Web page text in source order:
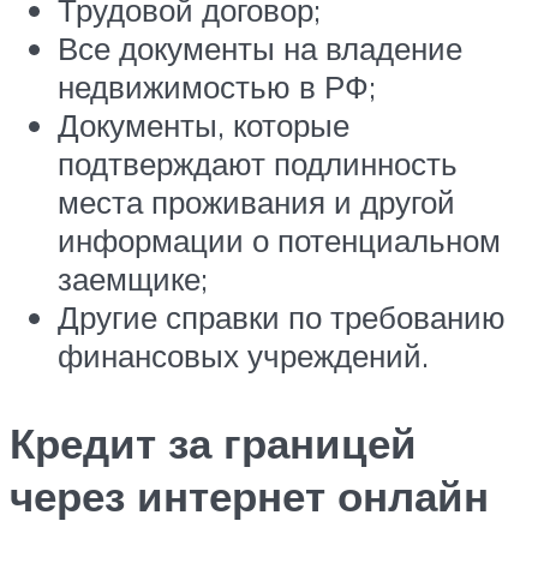
Трудовой договор;
Все документы на владение
недвижимостью в РФ;
Документы, которые
подтверждают подлинность
места проживания и другой
информации о потенциальном
заемщике;
Другие справки по требованию
финансовых учреждений.
Кредит за границей
через интернет онлайн